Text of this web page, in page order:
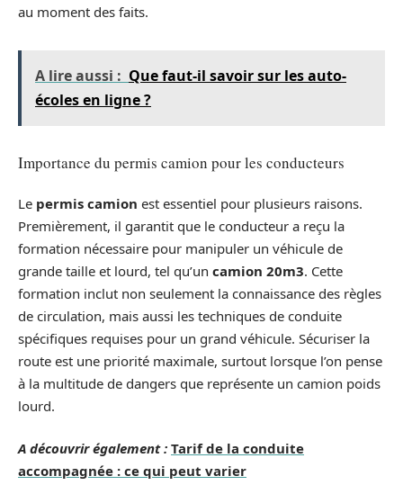
au moment des faits.
A lire aussi : Que faut-il savoir sur les auto-
écoles en ligne ?
Importance du permis camion pour les conducteurs
Le permis camion est essentiel pour plusieurs raisons.
Premièrement, il garantit que le conducteur a reçu la
formation nécessaire pour manipuler un véhicule de
grande taille et lourd, tel qu’un camion 20m3. Cette
formation inclut non seulement la connaissance des règles
de circulation, mais aussi les techniques de conduite
spécifiques requises pour un grand véhicule. Sécuriser la
route est une priorité maximale, surtout lorsque l’on pense
à la multitude de dangers que représente un camion poids
lourd.
A découvrir également : Tarif de la conduite
accompagnée : ce qui peut varier